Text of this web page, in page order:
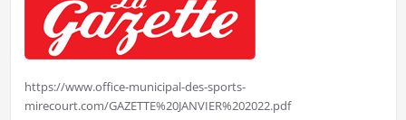
https://www.office-municipal-des-sports-
mirecourt.com/GAZETTE%20JANVIER%202022.pdf